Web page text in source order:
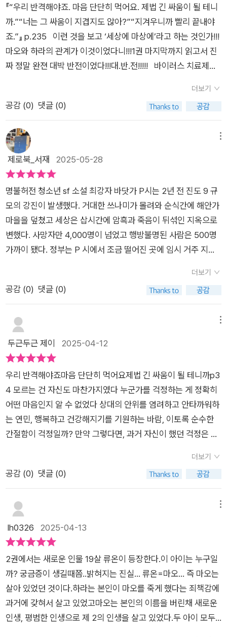
편이 재미없을 수가 있나?)​덧. 2편을 읽으니 또 새롭게 나오는 떡
밥들이 있다. 3편의 예고일까?
회장에 대한 복수심만을 키우면서 살아가고 있었다. 하라는 자신
에게 치료제를 만들어 주고 떠난 테스터 프로젝트 책임자 '이 선
생'을 찾아가기에 이른다. 《테스터 2》는 류온과 강하라 두 인물을
중심으로 이야기를 끌어가고 있다. 쓰나미로 부모님을 잃고 홀로
살아가는 류온. 그는 이 선생의 보살핌을 받는 동시에 로봇에 대
한 관심으로 마을 사람들에게 망가진 로봇을 고쳐 함께 살아가도
록 도왔다. 그런 그가 쓰나미로 잃어버린 동생 류휘를 찾게 되어
한다. 하라는 자신을 치료해 주고 떠난 이 선생을 찾아가게 되고
그와 이야기를 나눈다. 그러면서도 자신이 가진 죄책감에 대한 마
음을 덜지 못하고 있음을 표현한다. 하라는 이 선생을 만나고 돌
아와 이 선생이 후원하고 있는 류온에대해 궁금해하고, 그 궁금증
은 곧 풀리게 된다. '존재하는 모든 것은 결국 끝을 맞이합니다. 그
것은 절대 나쁘거나 무서운 것이 아닙니다. 아주 자연스러운 일이
죠.' P.259 (진솔) 살아있다는 사실이 기쁘지 않은 듯 보이는 하
라, 그런 하라를 보며 자신이 한 행동의 비도덕적인 면은 잊고 지
킬 수 있었다는 사실에 뿌듯해하는 강 회장. 서로 다른 마음을 가
있던 《테스터 2》. 오방새의 전설 혹은 저주에서 시작하여 풀어낸
이야기가 인간의 이기심과 도덕성까지 보여준다. 이희영식 디스
토피아 sf 소설의 끝은 어디일지 기대된다.출판사에서 진행한 서
평단 모집을 통해 도서를 제공받고 주관적으로 쓴 글입니다.#책
블로그 #북블로그 #북스타그램 #책스타그램
『“우리 반격해야죠. 마음 단단히 먹어요. 제법 긴 싸움이 될 테니
까.”“너는 그 싸움이 지겹지도 않아?”“지겨우니까 빨리 끝내야
죠.”』 p.235 이런 것을 보고 ‘세상에 마상에’라고 하는 것인가!!!
마오와 하라의 관계가 이것이었다니!!!1권 마지막까지 읽고서 진
짜 정말 완젼 대박 반전이었다!!!대.반.전!!!!! 바이러스 치료제는
있는 이 선생을 찾아라!! 그리고 수수께끼 소년 류온.너는 도대
더보기
공감 (0) 댓글 (0)
제로북_서재 2025-05-28
명불허전 청소년 sf 소설 최강자 바닷가 P시는 2년 전 진도 9 규
모의 강진이 발생했다. 거대한 쓰나미가 몰려와 순식간에 해안가
마을을 덮쳤고 세상은 삽시간에 암흑과 죽음이 뒤섞인 지옥으로
변했다. 사망자만 4,000명이 넘었고 행방불명된 사람은 500명
가까이 됐다. 정부는 P 시에서 조금 떨어진 곳에 임시 거주 지역
엔 너무 많은 인력과 예산이 필요했기에 임시 주거 시설은 이들의
터전이 됐다. 길어진 일에 많은 사람들도 쓴소리를 하기 시작했
문이겠지. 재난 속에서 홀로 살아남은 온은 보건소의 일을 도우며
버려진 로봇들을 고치며 살고 있다. 그런 온에게 죽은 줄로만 알
았던 동생 ‘휘’가 살아있다는 연락이 온다. 비록 물소리 트라우마
두는 휘. 버려진 그 아이의 칩을 찾아야 한다. 하라가 원하는 건
그거 하나였다. 버리지 않는 것. 하지만, 회장의 선택은 잔인했다.
회장은 오로지 성과를 이루는 자에게 눈을 돌렸다. 그 성과로 엄
청난 사람들이 피해를 입어도 상관없었다. 그 성과를 최대로 올려
회장의 맘에 든 사람은 엄마였다. 아버지 덕에 엄마가 이 가족이
된 것이 아버지의 최고 공이라 생각할 만큼.. 회장 님에겐 하라도
그런 수단에 불과했다. 손자 하라는 결국 성과를 위한 존재에 불
VVIP께서 누추한 지역 보건소까지 굳이 찾아오실 이유가 없을
텐데요. ❞❝세계 최고 수준의 바이러스 치료제 전문가가 계시기엔
썩 어울리지 않는 곳이네요. 안 그렇습니까, 이반이 소장님 ❞❝당
신이 오직 한 아이를 살리기 위해 다섯 아이의 목숨을 사진과 흥
정하지 않았다면, 순순히 한 아이의 목숨을 내주었다면, 나는 진
심으로 당신에게 고마워했을 겁니다. ❞ 그 흔한 원격 진료조차 어
려운 낙후된 도시에서 사람들을 위해 희생하고 있는 슈바이처라
생각한 이반이 소장은 하라에겐 잔인하고 파괴적이며 악랄한 짓
까지 서슴지 않는 사람이었다. 그런 그가 온과 휘의 후견인을 하
더보기
공감 (0) 댓글 (0)
두근두근 제이 2025-04-12
우리 반격해야죠마음 단단히 먹어요제법 긴 싸움이 될 테니까p3
4 모르는 건 자신도 마찬가지였다 누군가를 걱정하는 게 정확히
어떤 마음인지 알 수 없었다 상대의 안위를 염려하고 안타까워하
는 연민, 행복하고 건강해지기를 기원하는 바람, 이토록 순수한
간절함이 걱정일까? 만약 그렇다면, 과거 자신이 했던 걱정은 미
앞뒤 사정도 모른 채 제멋대로 날뛰었으니까. 그것이 얼마나 어리
석은 감정이었는지는 시간이 흐른 뒤에 알게 되었다 깨달음은 늘
걸음이 느려터져서, 모든 일이 엉망이 된 후에야 한발 늦게 찾아
온다p209 견뎌낼 것이다 아니 이겨낼 것이다 오래전 그날처럼
은 이번에도 저 아이만 사뿐히 비껴갈 것이다p215 금방이라도
입술보다 더 큰 아픔이 가슴이 불길이 되어 번져 가고, 뜨거운 화
상을 입은 듯 심장이 쓰려 왔다 그가 모든 족쇄에서 풀려 자유롭
게 살아갈 동안, 하라는 점점 더 무겁고 큰 족쇄에 스스로 옭아맸
다 그가 뛰고 웃고 사람들에 섞여 행복해할 동안, 하라는 마음속
철창 밖으로 조금도 빠져나오지 못했다테스터 마오가 폐기 처분
더보기
공감 (0) 댓글 (0)
lh0326 2025-04-13
2권에서는 새로운 인물 19살 류온이 등장한다.이 아이는 누구일
까? 궁금증이 생길때쯤..밝혀지는 진실... 류온=마오... 즉 마오는
살아 있었던 것이다.하라는 본인이 마오를 죽게 했다는 죄책감에
과거에 갖혀서 살고 있었고마오는 본인의 이름을 버린채 새로운
인생, 평범한 인생으로 제 2의 인생을 살고 있었다.두 아이 모두